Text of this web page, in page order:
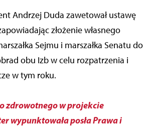
Andrzej Duda zawetował ustawę
złożenie własnego
Sejmu i marszałka Senatu do
obu Izb w celu rozpatrzenia i
w tym roku.
zdrowotnego w projekcie
wypunktowała posła Prawa i